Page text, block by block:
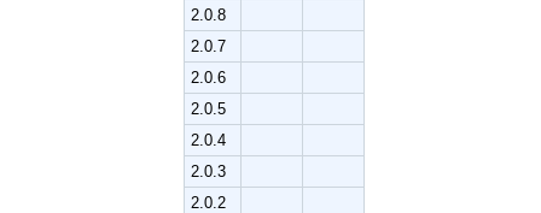
2.0.8
2.0.7
2.0.6
2.0.5
2.0.4
2.0.3
2.0.2